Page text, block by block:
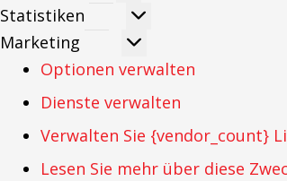
Statistiken
Statistiken
Marketing
Marketing
Optionen verwalten
Dienste verwalten
Verwalten Sie {vendor_count}
Lesen Sie mehr über diese